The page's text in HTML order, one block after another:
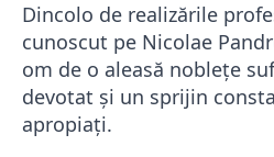
Dincolo de realizările
cunoscut pe Nicolae
om de o aleasă noblețe
devotat și un sprijin
apropiați.